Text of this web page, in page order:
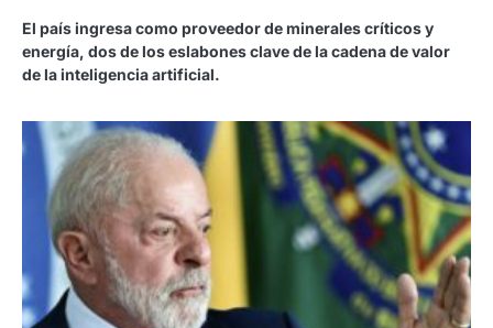
El país ingresa como proveedor de minerales críticos y
energía, dos de los eslabones clave de la cadena de valor
de la inteligencia artificial.